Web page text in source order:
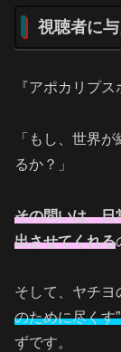
視聴者に
『アポカリプ
「もし、世界
るか？」
その問いは、日
出させてくれる
そして、ヤチヨ
のために尽くす
ずです。